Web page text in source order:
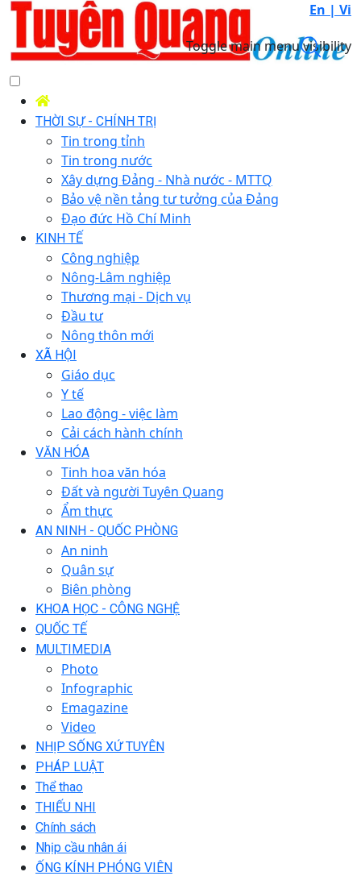
En | Vi
Toggle main menu visibility
THỜI SỰ - CHÍNH TRỊ
Tin trong tỉnh
Tin trong nước
Xây dựng Đảng - Nhà nước - MTTQ
Bảo vệ nền tảng tư tưởng của Đảng
Đạo đức Hồ Chí Minh
KINH TẾ
Công nghiệp
Nông-Lâm nghiệp
Thương mại - Dịch vụ
Đầu tư
Nông thôn mới
XÃ HỘI
Giáo dục
Y tế
Lao động - việc làm
Cải cách hành chính
VĂN HÓA
Tinh hoa văn hóa
Đất và người Tuyên Quang
Ẩm thực
AN NINH - QUỐC PHÒNG
An ninh
Quân sự
Biên phòng
KHOA HỌC - CÔNG NGHỆ
QUỐC TẾ
MULTIMEDIA
Photo
Infographic
Emagazine
Video
NHỊP SỐNG XỨ TUYÊN
PHÁP LUẬT
Thể thao
THIẾU NHI
Chính sách
Nhịp cầu nhân ái
ỐNG KÍNH PHÓNG VIÊN